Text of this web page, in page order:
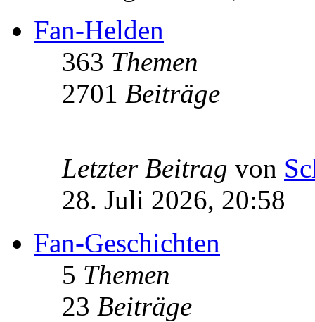
Fan-Helden
363 Themen
2701 Beiträge
Letzter Beitrag von
28. Juli 2026, 20:58
Fan-Geschichten
5 Themen
23 Beiträge